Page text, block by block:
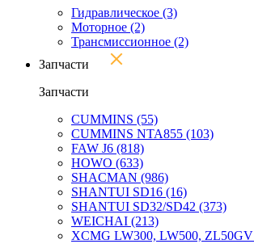
Гидравлическое (3)
Моторное (2)
Трансмиссионное (2)
Запчасти
Запчасти
CUMMINS (55)
CUMMINS NTA855 (103)
FAW J6 (818)
HOWO (633)
SHACMAN (986)
SHANTUI SD16 (16)
SHANTUI SD32/SD42 (373)
WEICHAI (213)
XCMG LW300, LW500, ZL50GV